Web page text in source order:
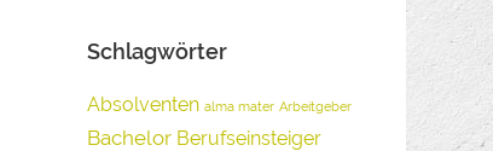
Schlagwörter
Absolventen alma mater Arbeitgeber
Bachelor Berufseinsteiger